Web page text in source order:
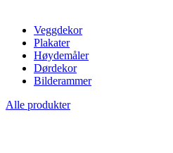
Veggdekor
Plakater
Høydemåler
Dørdekor
Bilderammer
Alle produkter